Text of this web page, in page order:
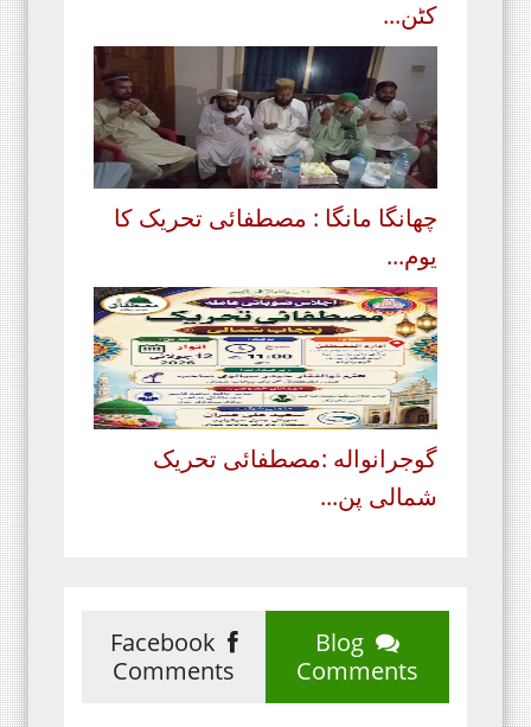
کٹن...
چھانگا مانگا : مصطفائی تحریک کا
یوم...
گوجرانواله :مصطفائی تحریک
شمالی پن...
Blog
Comments
Facebook
Comments